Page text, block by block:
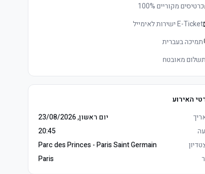
כרטיסים מקוריים 100%
E-Ticket ישירות לאימייל
תמיכה בעברית
תשלום מאובטח
האירוע
יום ראשון, 23/08/2026
20:45
Parc des Princes - Paris Saint Germain
Paris